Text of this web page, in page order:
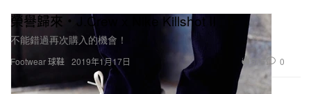
Footwear 球鞋
榮譽歸來・J.Crew x Nike Killshot II
不能錯過再次購入的機會！
2019年1月17日 0